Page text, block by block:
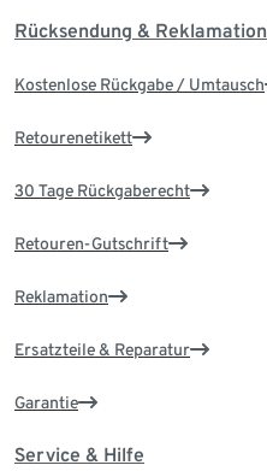
Rücksendung & Reklamation
Kostenlose Rückgabe / Umtausch
Retourenetikett
30 Tage Rückgaberecht
Retouren-Gutschrift
Reklamation
Ersatzteile & Reparatur
Garantie
Service & Hilfe